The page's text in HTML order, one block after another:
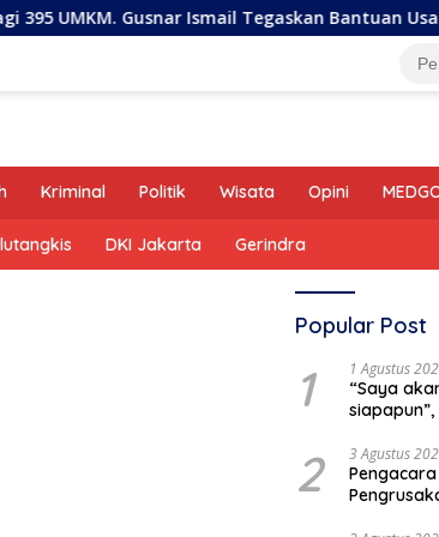
Ismail Tegaskan Bantuan Usaha UMKM untuk
Kriminal Politik Wisata Opini
DKI Jakarta Gerindra
Popular Post
1 1 Agustus
“Saya
Cagar
2 3 Agustus